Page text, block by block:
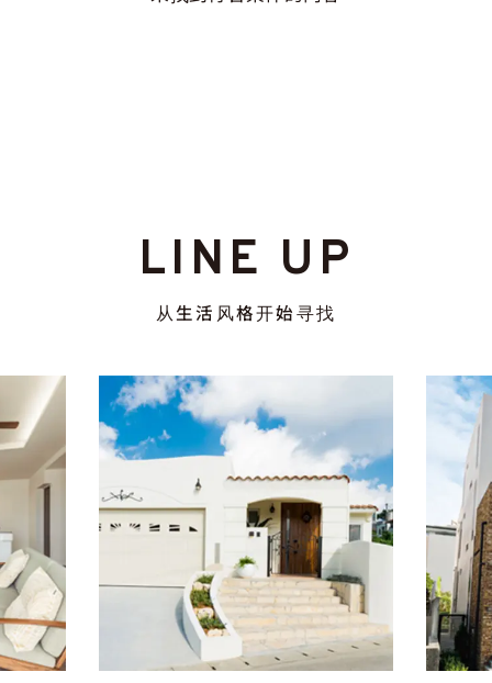
LINE UP
从生活风格开始寻找